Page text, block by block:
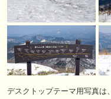
デスクトップテーマ用写真は、